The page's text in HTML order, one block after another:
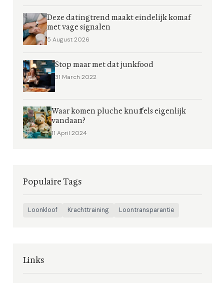
Deze datingtrend maakt eindelijk komaf
met vage signalen
5 August 2026
Stop maar met dat junkfood
31 March 2022
Waar komen pluche knuffels eigenlijk
vandaan?
11 April 2024
Populaire Tags
Loonkloof Krachttraining Loontransparantie
Links